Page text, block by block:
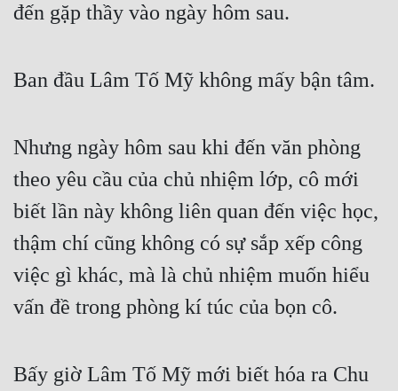
đến gặp thầy vào ngày hôm sau.
Ban đầu Lâm Tố Mỹ không mấy bận tâm.
Nhưng ngày hôm sau khi đến văn phòng
theo yêu cầu của chủ nhiệm lớp, cô mới
biết lần này không liên quan đến việc học,
thậm chí cũng không có sự sắp xếp công
việc gì khác, mà là chủ nhiệm muốn hiểu
vấn đề trong phòng kí túc của bọn cô.
Bấy giờ Lâm Tố Mỹ mới biết hóa ra Chu